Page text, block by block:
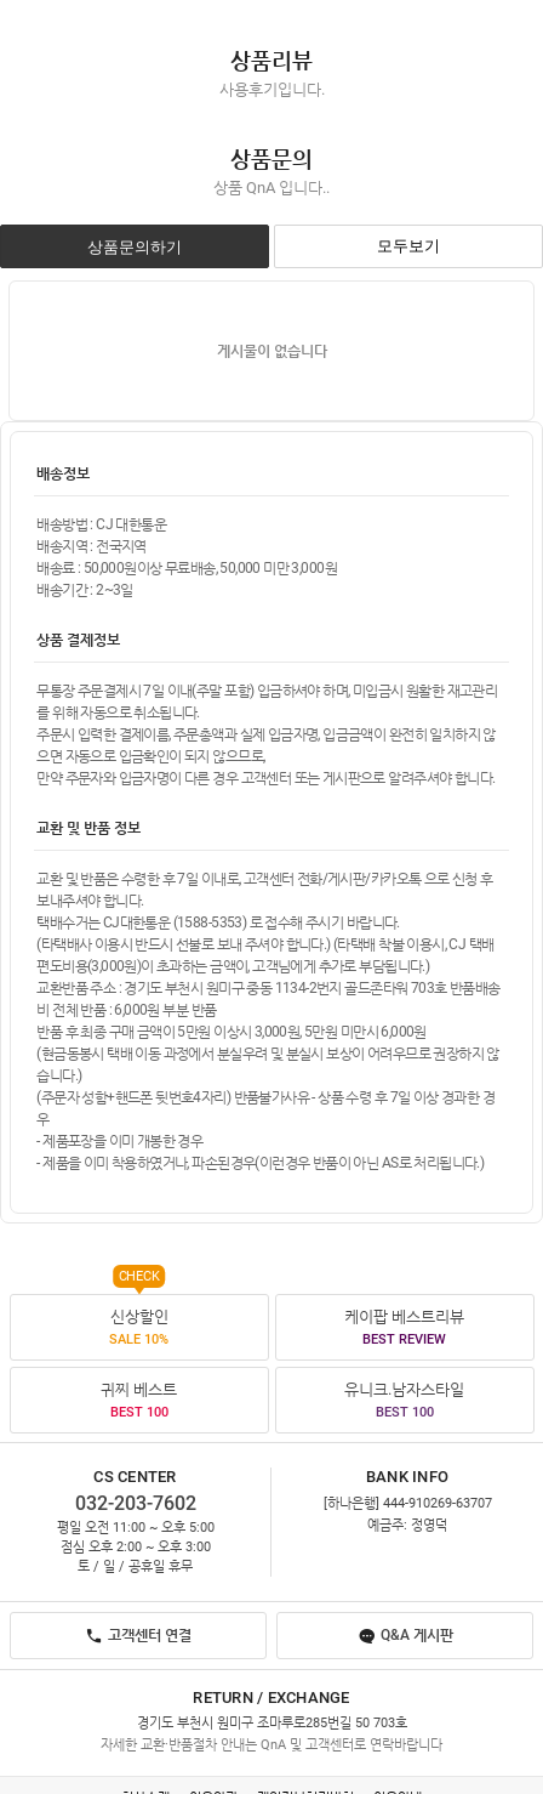
상품리뷰
사용후기입니다.
상품문의
상품 QnA 입니다..
상품문의하기 모두보기
게시물이 없습니다
배송정보
배송방법 : CJ 대한통운
배송지역 : 전국지역
배송료 : 50,000원이상 무료배송, 50,000 미만 3,000원
배송기간 : 2~3일
상품 결제정보
무통장 주문결제시 7일 이내(주말 포함) 입금하셔야 하며, 미입금시 원활한 재고관리
를 위해 자동으로 취소됩니다.
주문시 입력한 결제이름, 주문총액과 실제 입금자명, 입금금액이 완전히 일치하지 않
으면 자동으로 입금확인이 되지 않으므로,
만약 주문자와 입금자명이 다른 경우 고객센터 또는 게시판으로 알려주셔야 합니다.
교환 및 반품 정보
교환 및 반품은 수령한 후 7일 이내로, 고객센터 전화/게시판/카카오톡 으로 신청 후
보내주셔야 합니다.
택배수거는 CJ대한통운 (1588-5353) 로 접수해 주시기 바랍니다.
(타택배사 이용시 반드시 선불로 보내 주셔야 합니다.) (타택배 착불 이용시, CJ 택배
편도비용(3,000원)이 초과하는 금액이, 고객님에게 추가로 부담됩니다.)
교환반품 주소 : 경기도 부천시 원미구 중동 1134-2번지 골드존타워 703호 반품배송
비 전체 반품 : 6,000원 부분 반품
반품 후 최종 구매 금액이 5만원 이상시 3,000원, 5만원 미만시 6,000원
(현금동봉시 택배 이동 과정에서 분실우려 및 분실시 보상이 어려우므로 권장하지 않
습니다.)
(주문자 성함+핸드폰 뒷번호4자리) 반품불가사유 - 상품 수령 후 7일 이상 경과한 경
우
- 제품포장을 이미 개봉한 경우
- 제품을 이미 착용하였거나, 파손된경우(이런경우 반품이 아닌 AS로 처리됩니다.)
신상할인
SALE 10%
CHECK
케이팝 베스트리뷰
BEST REVIEW
귀찌 베스트
BEST 100
유니크.남자스타일
BEST 100
CS CENTER
032-203-7602
평일 오전 11:00 ~ 오후 5:00
점심 오후 2:00 ~ 오후 3:00
토 / 일 / 공휴일 휴무
BANK INFO
[하나은행] 444-910269-63707
예금주: 정영덕
고객센터 연결 Q&A 게시판
RETURN / EXCHANGE
경기도 부천시 원미구 조마루로285번길 50 703호
자세한 교환·반품절차 안내는 QnA 및 고객센터로 연락바랍니다